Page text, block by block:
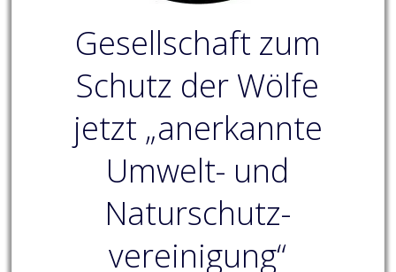
Gesellschaft zum
Schutz der Wölfe
jetzt „anerkannte
Umwelt- und
Naturschutz-
vereinigung“